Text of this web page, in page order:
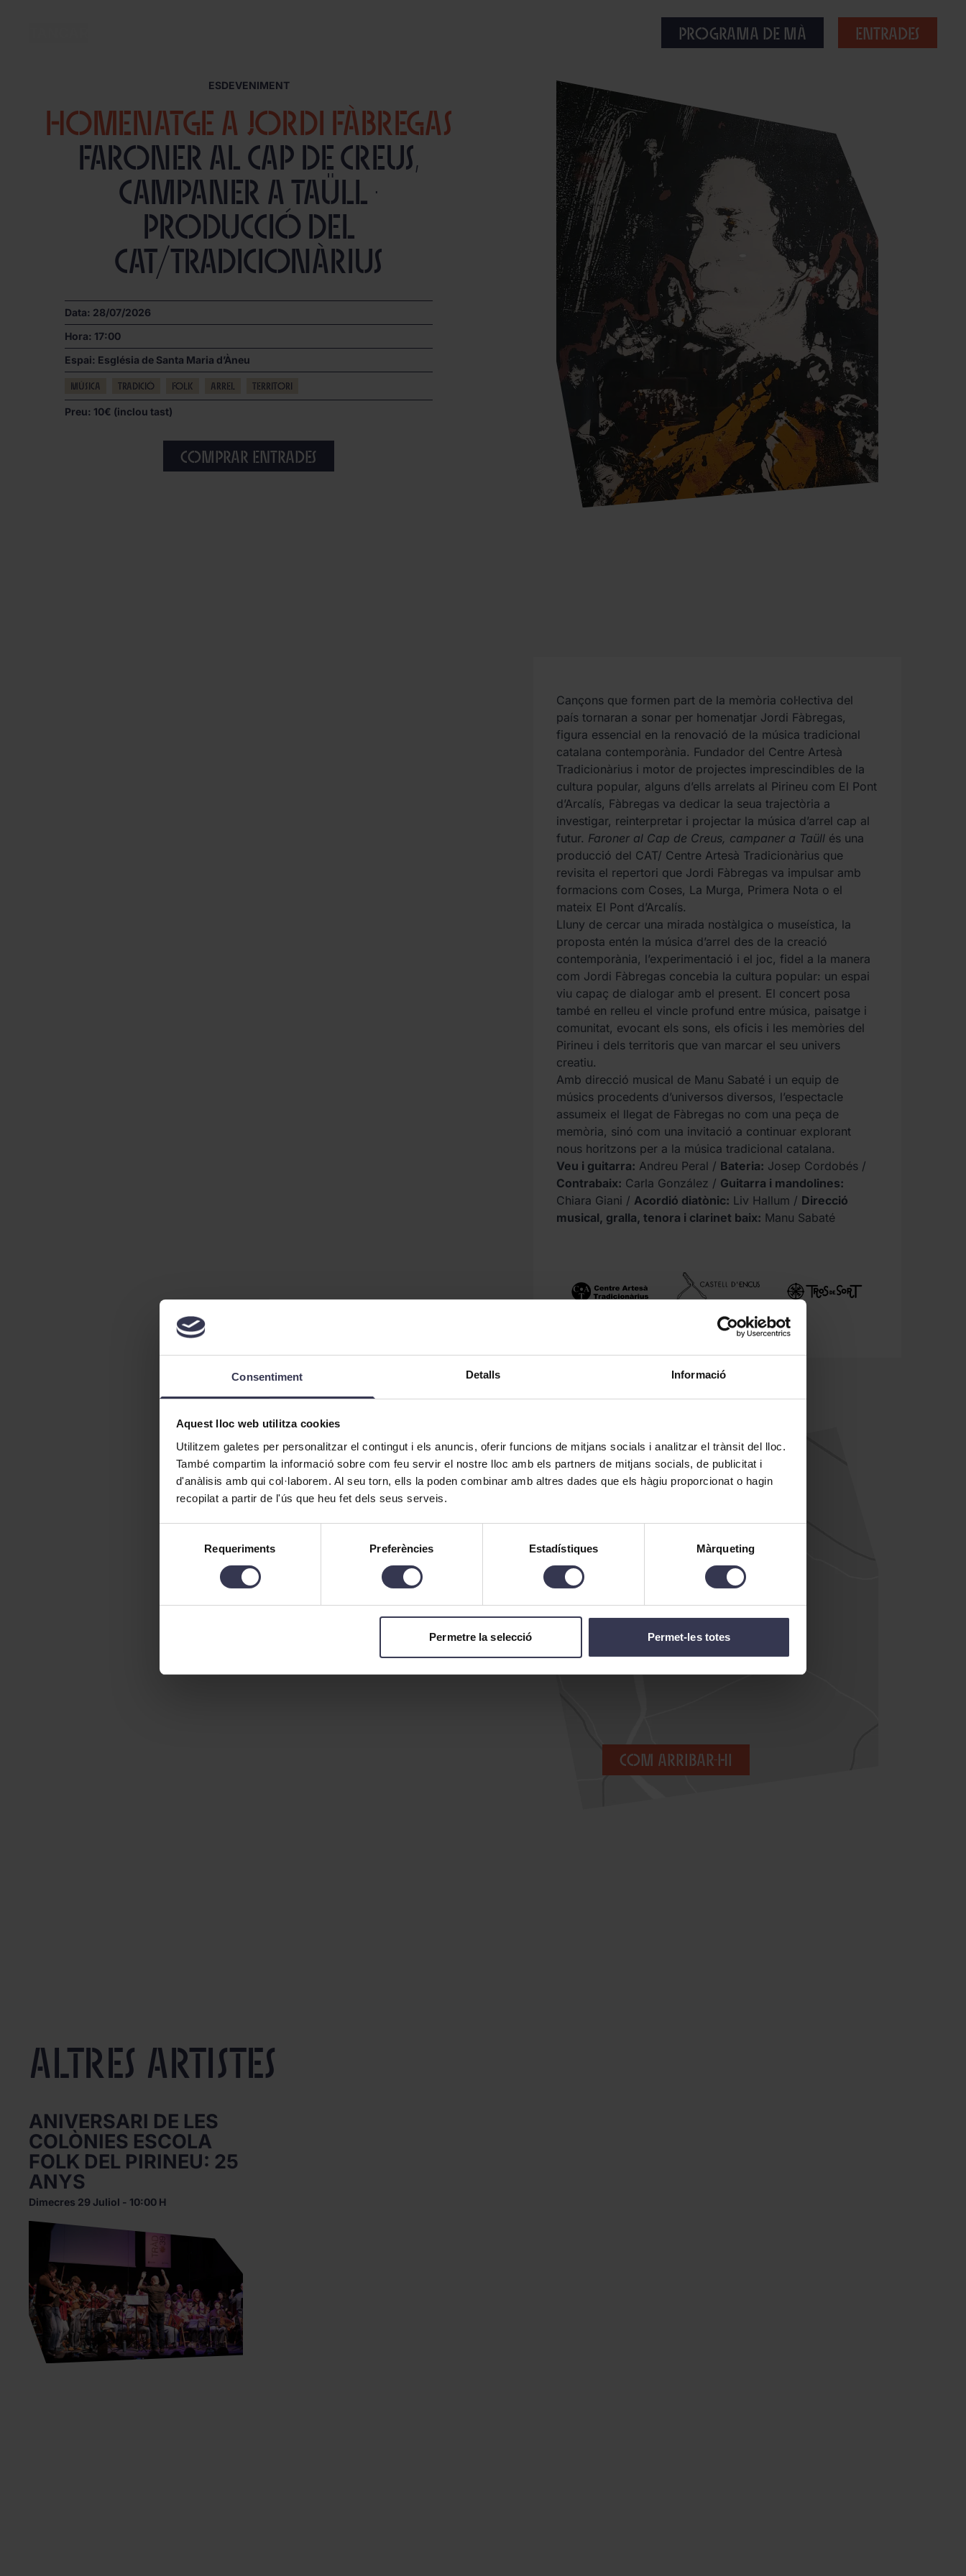
Consentiment Detalls Informació
Aquest lloc web utilitza cookies
Utilitzem galetes per personalitzar el contingut i els anuncis, oferir funcions de mitjans socials i analitzar el trànsit del lloc.
També compartim la informació sobre com feu servir el nostre lloc amb els partners de mitjans socials, de publicitat i
d'anàlisis amb qui col·laborem. Al seu torn, ells la poden combinar amb altres dades que els hàgiu proporcionat o hagin
recopilat a partir de l'ús que heu fet dels seus serveis.
consentiment
Requeriments Preferències Estadístiques Màrqueting
Permetre la selecció Permet-les totes
Entrades
Programa de mà
ESDEVENIMENT
HOMENATGE A JORDI FÀBREGAS
Faroner al Cap de Creus,
campaner a Taüll ·
Producció del
CAT/Tradicionàrius
Data: 28/07/2026
Hora: 17:00
Espai: Església de Santa Maria d’Àneu
Música Tradició Folk Arrel Territori
Preu: 10€ (inclou tast)
Comprar entrades
Cançons que formen part de la memòria col·lectiva del
país tornaran a sonar per homenatjar Jordi Fàbregas,
figura essencial en la renovació de la música tradicional
catalana contemporània. Fundador del Centre Artesà
Tradicionàrius i motor de projectes imprescindibles de la
cultura popular, alguns d’ells arrelats al Pirineu com El Pont
d’Arcalís, Fàbregas va dedicar la seua trajectòria a
investigar, reinterpretar i projectar la música d’arrel cap al
futur. Faroner al Cap de Creus, campaner a Taüll és una
producció del CAT/ Centre Artesà Tradicionàrius que
revisita el repertori que Jordi Fàbregas va impulsar amb
formacions com Coses, La Murga, Primera Nota o el
mateix El Pont d’Arcalís.
Lluny de cercar una mirada nostàlgica o museística, la
proposta entén la música d’arrel des de la creació
contemporània, l’experimentació i el joc, fidel a la manera
com Jordi Fàbregas concebia la cultura popular: un espai
viu capaç de dialogar amb el present. El concert posa
també en relleu el vincle profund entre música, paisatge i
comunitat, evocant els sons, els oficis i les memòries del
Pirineu i dels territoris que van marcar el seu univers
creatiu.
Amb direcció musical de Manu Sabaté i un equip de
músics procedents d’universos diversos, l’espectacle
assumeix el llegat de Fàbregas no com una peça de
memòria, sinó com una invitació a continuar explorant
nous horitzons per a la música tradicional catalana.
Veu i guitarra: Andreu Peral / Bateria: Josep Cordobés /
Contrabaix: Carla González / Guitarra i mandolines:
Chiara Giani / Acordió diatònic: Liv Hallum / Direcció
musical, gralla, tenora i clarinet baix: Manu Sabaté
Com arribar-hi
Altres artistes
ANIVERSARI DE LES
COLÒNIES ESCOLA
FOLK DEL PIRINEU: 25
ANYS
Dimecres 29 Juliol - 10:00 H